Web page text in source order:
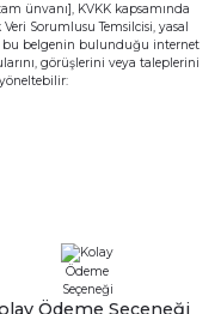
ünvanı], KVKK kapsamında
Sorumlusu Temsilcisi, yasal
bu belgenin bulunduğu internet
görüşlerini veya taleplerini
Ödeme Seçeneği